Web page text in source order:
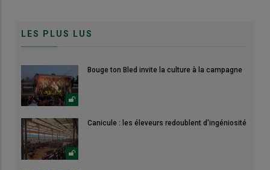
LES PLUS LUS
Bouge ton Bled invite la culture à la campagne
Canicule : les éleveurs redoublent d'ingéniosité